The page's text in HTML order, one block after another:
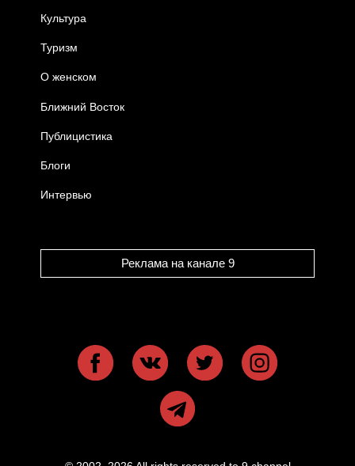
Культура
Туризм
О женском
Ближний Восток
Публицистика
Блоги
Интервью
Реклама на канале 9